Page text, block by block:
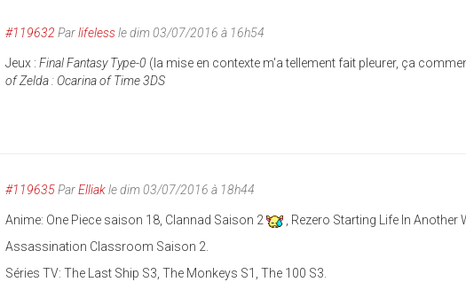
#119632 Parlifelessle dim 03/07/2016 à 16h54
Jeux :Final Fantasy Type-0 (la mise en contexte m'a tellement fait pleurer, ça
of Zelda : Ocarina of Time 3DS
#119635ParElliakle dim 03/07/2016 à 18h44
Anime: One Piece saison 18, Clannad Saison 2
, Rezero Starting Life In Another
Assassination Classroom Saison 2.
Séries TV: The Last Ship S3, The Monkeys S1, The 100 S3.